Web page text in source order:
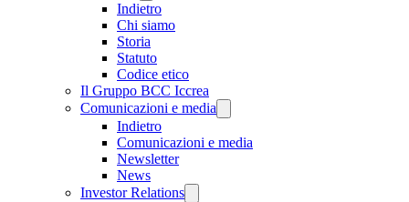
Indietro
Chi siamo
Storia
Statuto
Codice etico
Il Gruppo BCC Iccrea
Comunicazioni e media
Indietro
Comunicazioni e media
Newsletter
News
Investor Relations